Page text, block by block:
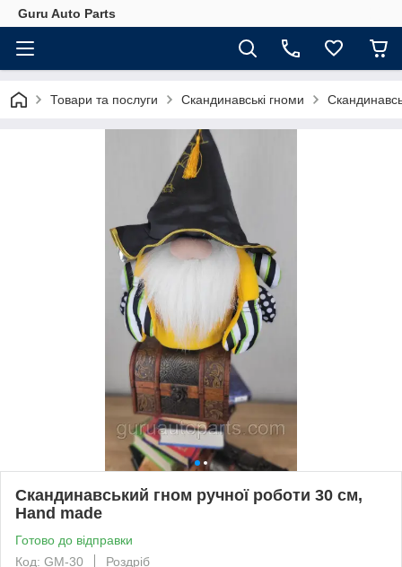
Guru Auto Parts
Товари та послуги Скандинавські гноми
Скандинавський гном ручної роботи 30 см,
Hand made
Готово до відправки
Код: GM-30
Роздріб